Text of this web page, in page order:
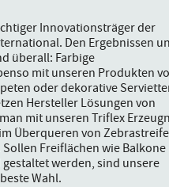
Innovationsträger der
Den Ergebnissen
überall: Farbige
mit unseren Produkten
oder dekorative
Hersteller Lösungen von
mit unseren Triflex
Überqueren von
Freiflächen wie Balkone
werden, sind unsere
Wahl.